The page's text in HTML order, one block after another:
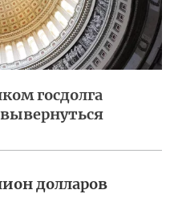
госдолга
долларов